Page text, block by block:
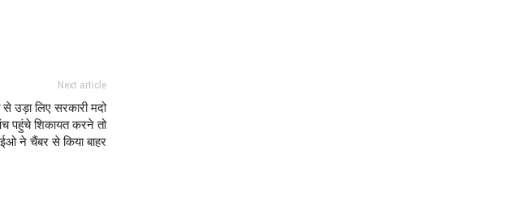
Next article
उड़ा लिए सरकारी मदो
पहुंचे शिकायत करने तो
ने चैंबर से किया बाहर